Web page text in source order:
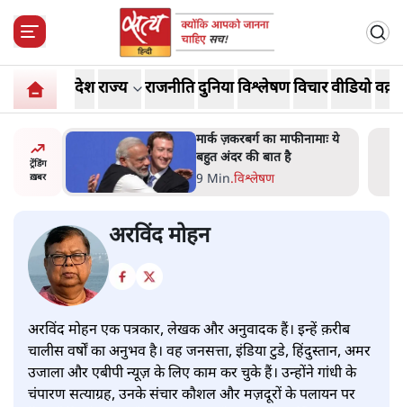
देशराज्य राजनीतिदुनियाविश्लेषणविचारवीडियो
ट्रेंडिंग
ख़बर
पूरी दाल
कर
मार्क ज़करबर्ग का माफीनामाः ये
बहुत अंदर की बात है
9 Min.विश्लेषण
अरविंद मोहन
अरविंद मोहन एक पत्रकार, लेखक और अनुवादक हैं। इन्हें क़रीब
चालीस वर्षों का अनुभव है। वह जनसत्ता, इंडिया टुडे, हिंदुस्तान, अमर
उजाला और एबीपी न्यूज़ के लिए काम कर चुके हैं। उन्होंने गांधी के
चंपारण सत्याग्रह, उनके संचार कौशल और मज़दूरों के पलायन पर